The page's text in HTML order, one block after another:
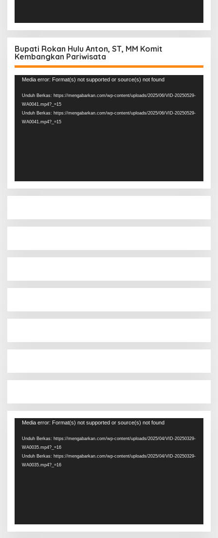
Bupati Rokan Hulu Anton, ST, MM Komit
Kembangkan Pariwisata
Pemutar
Media error: Format(s) not supported or source(s) not found
Unduh Berkas: https://mengabarkan.com/wp-content/uploads/2025/06/VID-20250529-
WA0041.mp4?_=15
Unduh Berkas: https://mengabarkan.com/wp-content/uploads/2025/06/VID-20250529-
WA0041.mp4?_=15
Pemutar
Media error: Format(s) not supported or source(s) not found
Unduh Berkas: https://mengabarkan.com/wp-content/uploads/2025/04/VID-20250329-
WA0035.mp4?_=16
Unduh Berkas: https://mengabarkan.com/wp-content/uploads/2025/04/VID-20250329-
WA0035.mp4?_=16